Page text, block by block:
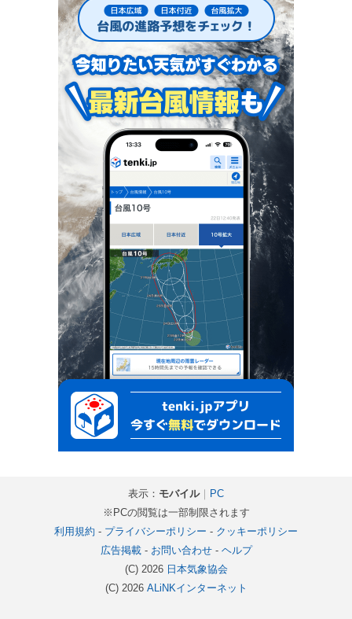
表示： モバイル｜ PC
※PCの閲覧は一部制限されます
利用規約 - プライバシーポリシー - クッキーポリシー
広告掲載- お問い合わせ- ヘルプ
(C) 2026 日本気象協会
(C) 2026 ALiNKインターネット